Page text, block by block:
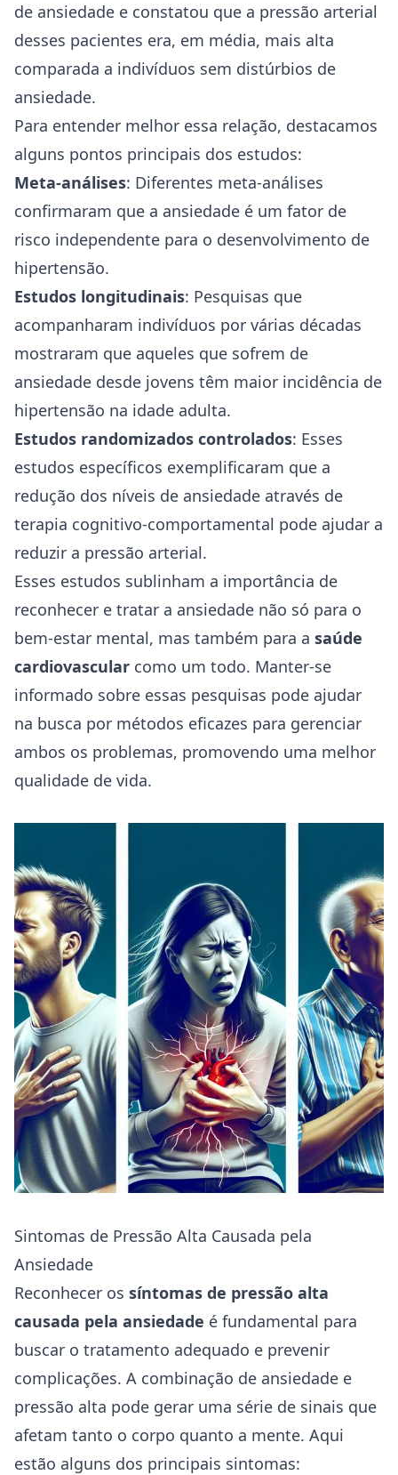
de ansiedade e constatou que a pressão arterial
desses pacientes era, em média, mais alta
comparada a indivíduos sem distúrbios de
ansiedade.
Para entender melhor essa relação, destacamos
alguns pontos principais dos estudos:
Meta-análises: Diferentes meta-análises
confirmaram que a ansiedade é um fator de
risco independente para o desenvolvimento de
hipertensão.
Estudos longitudinais: Pesquisas que
acompanharam indivíduos por várias décadas
mostraram que aqueles que sofrem de
ansiedade desde jovens têm maior incidência de
hipertensão na idade adulta.
Estudos randomizados controlados: Esses
estudos específicos exemplificaram que a
redução dos níveis de ansiedade através de
terapia cognitivo-comportamental pode ajudar a
reduzir a pressão arterial.
Esses estudos sublinham a importância de
reconhecer e tratar a ansiedade não só para o
bem-estar mental, mas também para a saúde
cardiovascular como um todo. Manter-se
informado sobre essas pesquisas pode ajudar
na busca por métodos eficazes para gerenciar
ambos os problemas, promovendo uma melhor
qualidade de vida.
Sintomas de Pressão Alta Causada pela
Ansiedade
Reconhecer os síntomas de pressão alta
causada pela ansiedade é fundamental para
buscar o tratamento adequado e prevenir
complicações. A combinação de ansiedade e
pressão alta pode gerar uma série de sinais que
afetam tanto o corpo quanto a mente. Aqui
estão alguns dos principais sintomas: